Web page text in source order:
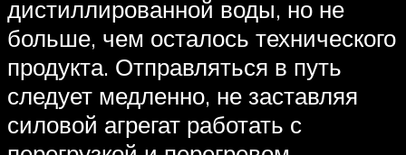
дистиллированной воды, но не
больше, чем осталось технического
продукта. Отправляться в путь
следует медленно, не заставляя
силовой агрегат работать с